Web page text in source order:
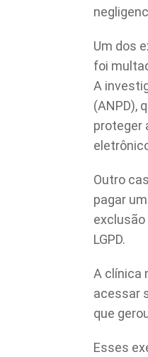
Um dos
foi
A
(ANPD),
proteger
Outro
pagar
LGPD.
A clínica
acessar
que
Esses